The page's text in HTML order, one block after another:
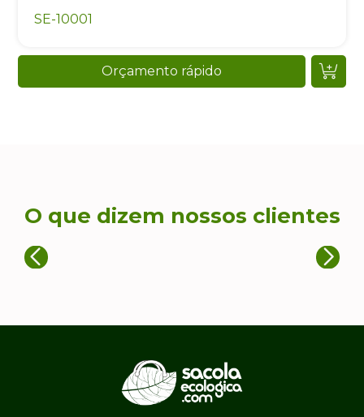
SE-10001
Orçamento rápido
O que dizem nossos clientes